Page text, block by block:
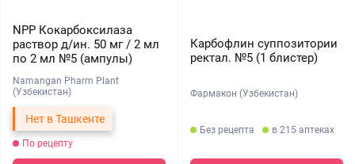
NPP Кокарбоксилаза
раствор д/ин. 50 мг / 2 мл
по 2 мл №5 (ампулы)
Namangan Pharm Plant
(Узбекистан)
Нет в Ташкенте
По рецепту
Карбофлин суппозитории
ректал. №5 (1 блистер)
Фармакон (Узбекистан)
Без рецепта в 215 аптеках